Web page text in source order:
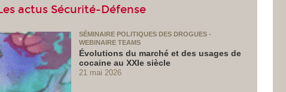
actus Sécurité-Défense
SÉMINAIRE POLITIQUES DES DROGUES -
WEBINAIRE TEAMS
Évolutions du marché et des usages de
cocaine au XXIe siècle
21 mai 2026